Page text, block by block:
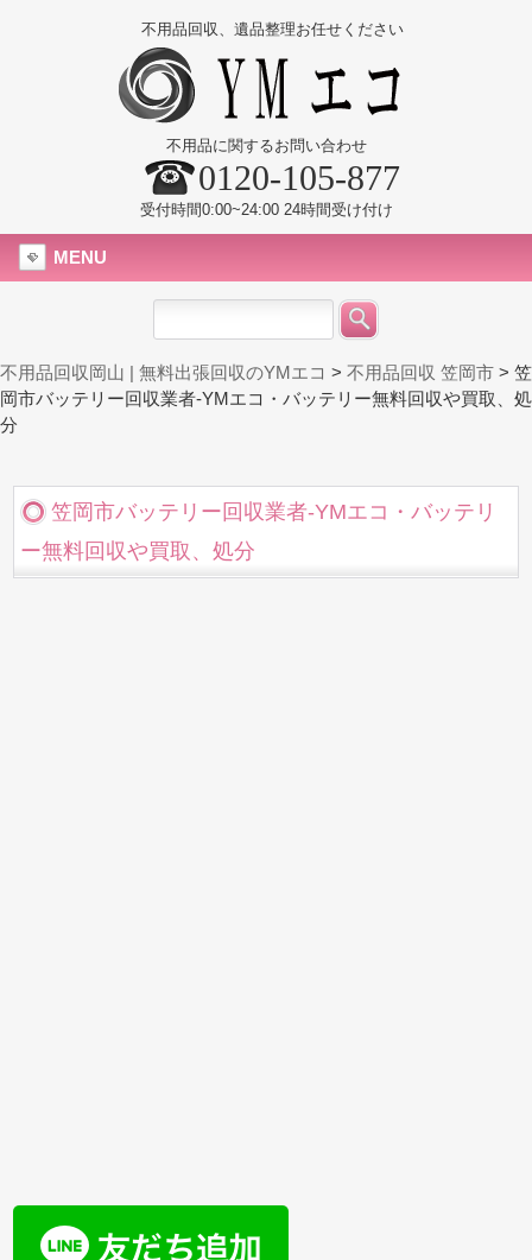
不用品回収、遺品整理お任せください
不用品に関するお問い合わせ
0120-105-877
受付時間0:00~24:00 24時間受け付け
MENU
不用品回収岡山 | 無料出張回収のYMエコ > 不用品回収 笠岡市 > 笠
岡市バッテリー回収業者-YMエコ・バッテリー無料回収や買取、処
分
笠岡市バッテリー回収業者-YMエコ・バッテリ
ー無料回収や買取、処分